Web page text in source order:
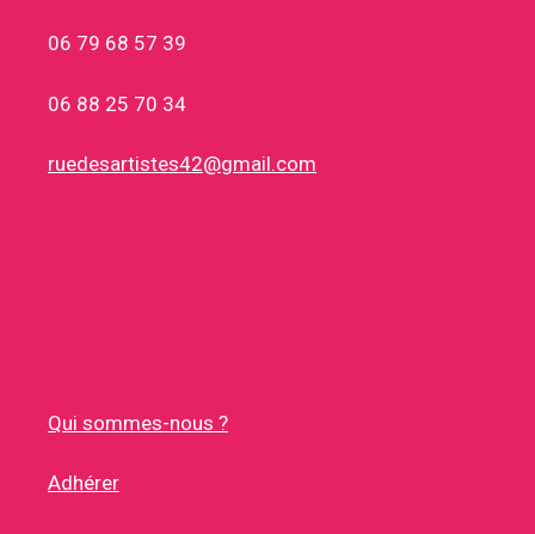
06 79 68 57 39
06 88 25 70 34
ruedesartistes42@gmail.com
Qui sommes-nous ?
Adhérer